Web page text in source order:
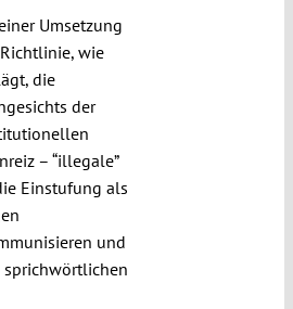
Umsetzung
wie
die
der
– “illegale”
Einstufung als
und